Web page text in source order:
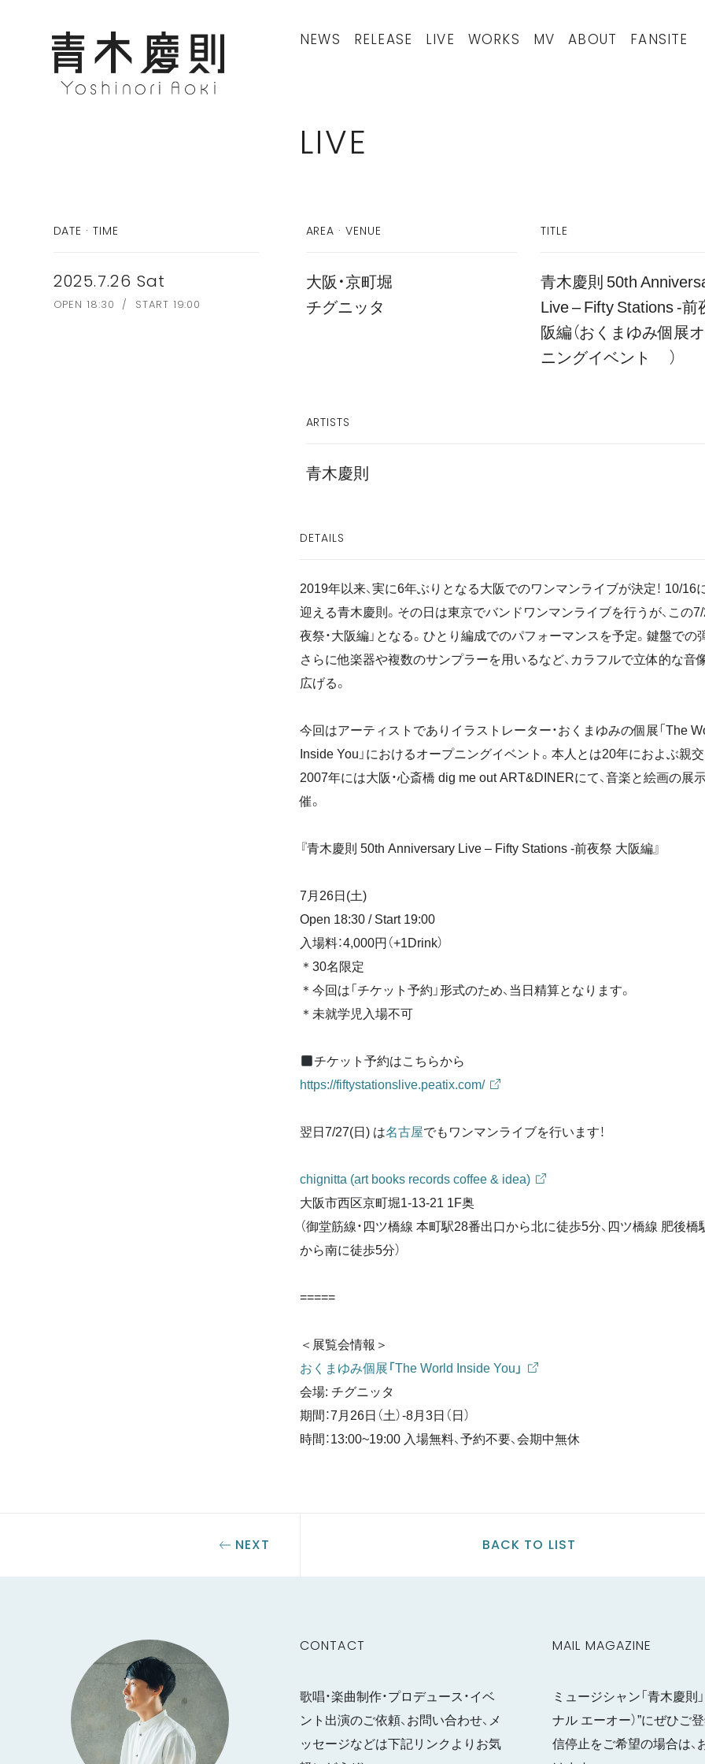
NEWS RELEASE LIVE WORKS MV ABOUT FANSITE
LIVE
DATE · TIME
2025.7.26 Sat
OPEN 18:30 / START 19:00
AREA · VENUE
大阪・京町堀
チグニッタ
TITLE
青木慶則 50th
Live – Fifty Stations -前
阪編（おくまゆみ個展
ニングイベント ）
ARTISTS
青木慶則
DETAILS
2019年以来、実に6年ぶりとなる大阪でのワンマンライブが決定！ 10/16
迎える青木慶則。その日は東京でバンドワンマンライブを行うが、この7/
夜祭・大阪編」となる。ひとり編成でのパフォーマンスを予定。鍵盤での
さらに他楽器や複数のサンプラーを用いるなど、カラフルで立体的な音
広げる。
今回はアーティストでありイラストレーター・おくまゆみの個展「The
Inside You」におけるオープニングイベント。本人とは20年におよぶ親交
2007年には大阪・心斎橋 dig me out ART&DINERにて、音楽と絵画の展
催。
『青木慶則 50th Anniversary Live – Fifty Stations -前夜祭 大阪編』
7月26日(土)
Open 18:30 / Start 19:00
入場料：4,000円（+1Drink）
＊30名限定
＊今回は「チケット予約」形式のため、当日精算となります。
＊未就学児入場不可
チケット予約はこちらから
https://fiftystationslive.peatix.com/
翌日7/27(日) は名古屋でもワンマンライブを行います！
chignitta (art books records coffee & idea)
大阪市西区京町堀1-13-21 1F奥
（御堂筋線・四ツ橋線 本町駅28番出口から北に徒歩5分、四ツ橋線 肥後橋
から南に徒歩5分）
=====
＜展覧会情報＞
おくまゆみ個展「The World Inside You」
会場: チグニッタ
期間：7月26日（土）-8月3日（日）
時間：13:00~19:00 入場無料、予約不要、会期中無休
NEXT BACK TO LIST
CONTACT
歌唱・楽曲制作・プロデュース・イベ
ント出演のご依頼、お問い合わせ、メ
ッセージなどは下記リンクよりお気
MAIL MAGAZINE
ミュージシャン「青木慶
ナル エーオー）”にぜひご
信停止をご希望の場合は